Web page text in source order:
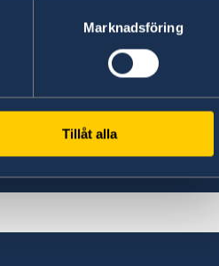
Marknadsföring
Tillåt alla